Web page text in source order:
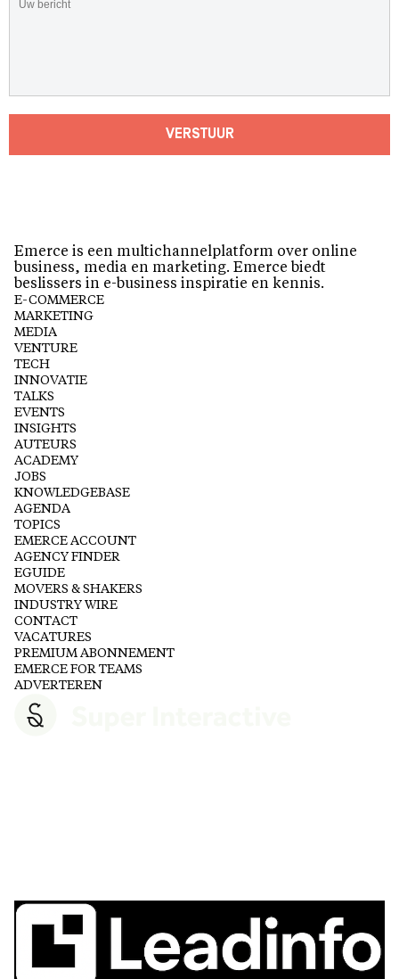
VERSTUUR
Emerce is een multichannelplatform over online
business, media en marketing. Emerce biedt
beslissers in e-business inspiratie en kennis.
E-COMMERCE
MARKETING
MEDIA
VENTURE
TECH
INNOVATIE
TALKS
EVENTS
INSIGHTS
AUTEURS
ACADEMY
JOBS
KNOWLEDGEBASE
AGENDA
TOPICS
EMERCE ACCOUNT
AGENCY FINDER
EGUIDE
MOVERS & SHAKERS
INDUSTRY WIRE
CONTACT
VACATURES
PREMIUM ABONNEMENT
EMERCE FOR TEAMS
ADVERTEREN